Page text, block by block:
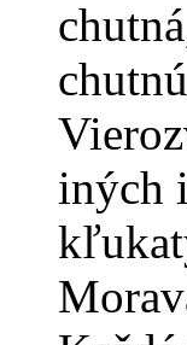
iných